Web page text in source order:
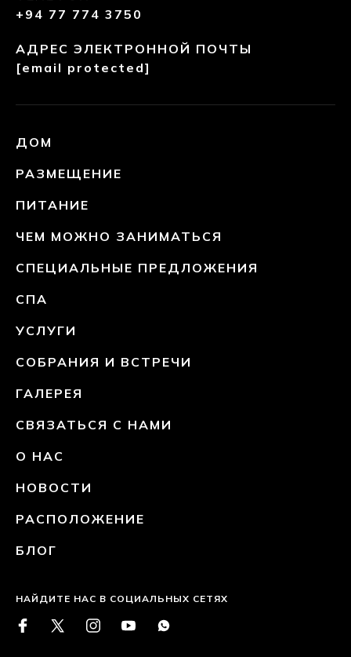
+94 77 774 3750
АДРЕС ЭЛЕКТРОННОЙ ПОЧТЫ
[email protected]
ДОМ
РАЗМЕЩЕНИЕ
ПИТАНИЕ
ЧЕМ МОЖНО ЗАНИМАТЬСЯ
СПЕЦИАЛЬНЫЕ ПРЕДЛОЖЕНИЯ
СПА
УСЛУГИ
СОБРАНИЯ И ВСТРЕЧИ
ГАЛЕРЕЯ
СВЯЗАТЬСЯ С НАМИ
О НАС
НОВОСТИ
РАСПОЛОЖЕНИЕ
БЛОГ
НАЙДИТЕ НАС В СОЦИАЛЬНЫХ СЕТЯХ